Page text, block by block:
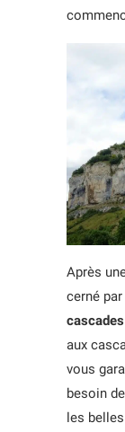
Après
cerné
aux
vous
besoin
les